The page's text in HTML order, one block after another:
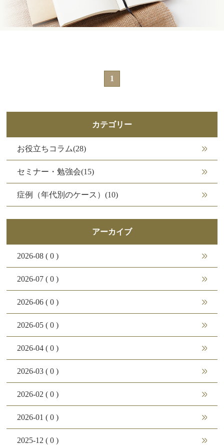
無料カウンセリング
お問い合わせ・
1
カテゴリー
お役立ちコラム(28)
セミナー・勉強会(15)
症例（年代別のケース）(10)
アーカイブ
2026-08 ( 0 )
2026-07 ( 0 )
2026-06 ( 0 )
2026-05 ( 0 )
2026-04 ( 0 )
2026-03 ( 0 )
2026-02 ( 0 )
2026-01 ( 0 )
2025-12 ( 0 )